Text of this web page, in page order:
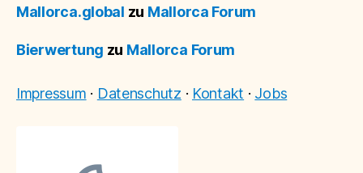
Mallorca.global zu Mallorca Forum
Bierwertung zu Mallorca Forum
Impressum · Datenschutz · Kontakt · Jobs